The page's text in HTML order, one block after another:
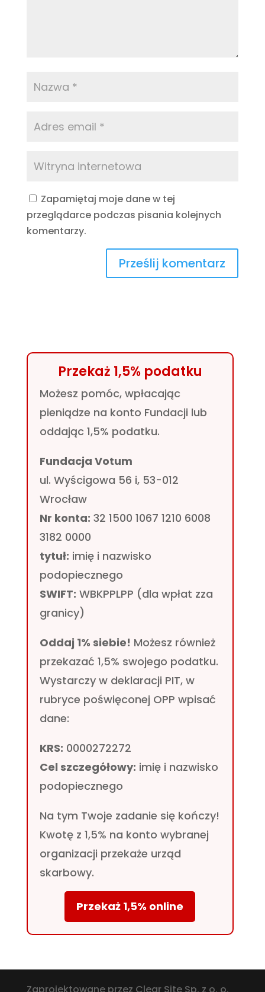
Zapamiętaj moje dane w tej
przeglądarce podczas pisania kolejnych
komentarzy.
Przekaż 1,5% podatku
Możesz pomóc, wpłacając
pieniądze na konto Fundacji lub
oddając 1,5% podatku.
Fundacja Votum
ul. Wyścigowa 56 i, 53-012
Wrocław
Nr konta: 32 1500 1067 1210 6008
3182 0000
tytuł: imię i nazwisko
podopiecznego
SWIFT: WBKPPLPP (dla wpłat zza
granicy)
Oddaj 1% siebie! Możesz również
przekazać 1,5% swojego podatku.
Wystarczy w deklaracji PIT, w
rubryce poświęconej OPP wpisać
dane:
KRS: 0000272272
Cel szczegółowy: imię i nazwisko
podopiecznego
Na tym Twoje zadanie się kończy!
Kwotę z 1,5% na konto wybranej
organizacji przekaże urząd
skarbowy.
Przekaż 1,5% online